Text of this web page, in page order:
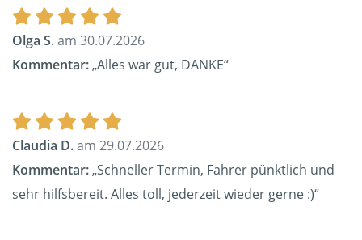
Olga S.am 30.07.2026
Kommentar:„Alles war gut, DANKE“
Claudia D.am 29.07.2026
Kommentar:„Schneller Termin, Fahrer pünktlich und
sehr hilfsbereit. Alles toll, jederzeit wieder gerne :)“